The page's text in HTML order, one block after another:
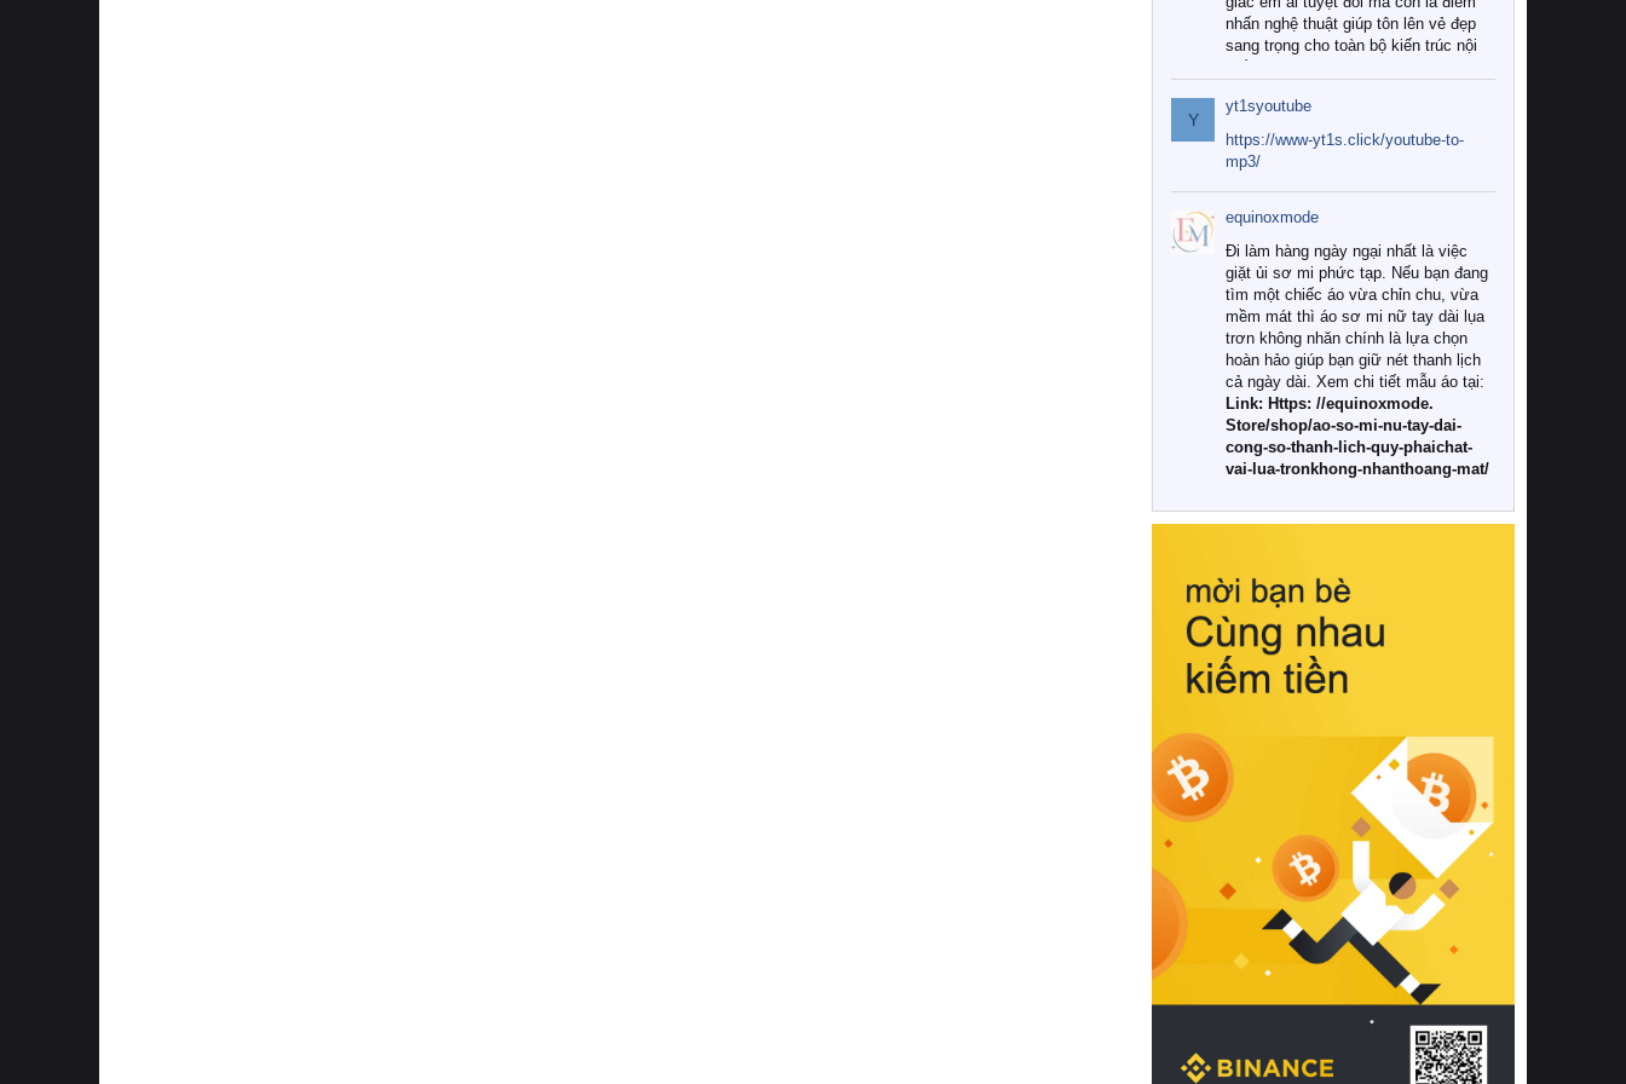
nhấn nghệ thuật giúp tôn lên vẻ đẹp
sang trọng cho toàn bộ kiến trúc nội
Tuy nhiên, giữa thị trường đa dạng
với vô vàn thương hiệu và mẫu mã
như hiện nay, làm thế nào để chọn
được những bộ chăn ga gối đệm cao
cấp thực sự chất lượng, phù hợp với
khí hậu và nhu cầu sử dụng của gia
đình? Hãy cùng chúng tôi đi tìm lời
giải đáp chi tiết qua bài viết dưới đây.
1. Tại sao các gia đình hiện đại lại ưa
chuộng chăn ga gối đệm cao cấp?
Khác với các dòng sản phẩm thông
thường, những bộ chăn ga gối đệm
cao cấp trải qua quy trình sản xuất
nghiêm ngặt từ khâu chọn lọc nguyên
liệu tự nhiên đến công nghệ dệt
nhuộm hiện đại không chứa hóa chất
này, bạn sẽ cảm nhận rõ rệt sự khác
hồi chuẩn xác của phần đệm nâng đỡ
cột sống.
Bên cạnh đó, việc lựa chọn các dòng
sản phẩm đạt chuẩn chất lượng quốc
tế còn giúp ngăn ngừa tình trạng kích
khuẩn và nấm mốc trong điều kiện
thời tiết nóng ẩm. Bạn có thể tìm hiểu
thêm các nghiên cứu khoa học về tác
động của giấc ngủ và môi trường
phòng ngủ đối với sức khỏe con
người tại Sleep Foundation (External
Link) để có cái nhìn toàn diện hơn.
2. Các tiêu chí vàng khi lựa chọn
chăn ga gối đệm cao cấp cho phòng
ngủ
Để sở hữu một bộ chăn ga gối đệm
cao cấp hoàn hảo cả về thẩm mỹ lẫn
công năng, người tiêu dùng cần cân
nhắc kỹ lưỡng các tiêu chí quan trọng
Y
yt1syoutube
https://www-yt1s.click/youtube-to-
mp3/
equinoxmode
Đi làm hàng ngày ngại nhất là việc
giặt ủi sơ mi phức tạp. Nếu bạn đang
tìm một chiếc áo vừa chỉn chu, vừa
mềm mát thì áo sơ mi nữ tay dài lụa
trơn không nhăn chính là lựa chọn
hoàn hảo giúp bạn giữ nét thanh lịch
cả ngày dài. Xem chi tiết mẫu áo tại:
Link: Https: //equinoxmode.
Store/shop/ao-so-mi-nu-tay-dai-
cong-so-thanh-lich-quy-phaichat-
vai-lua-tronkhong-nhanthoang-mat/